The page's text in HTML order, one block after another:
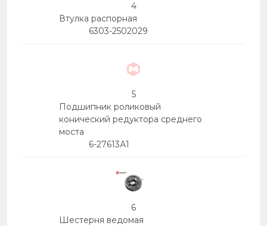
4
Втулка распорная
6303-2502029
5
Подшипник роликовый
конический редуктора среднего
моста
6-27613А1
6
Шестерня ведомая